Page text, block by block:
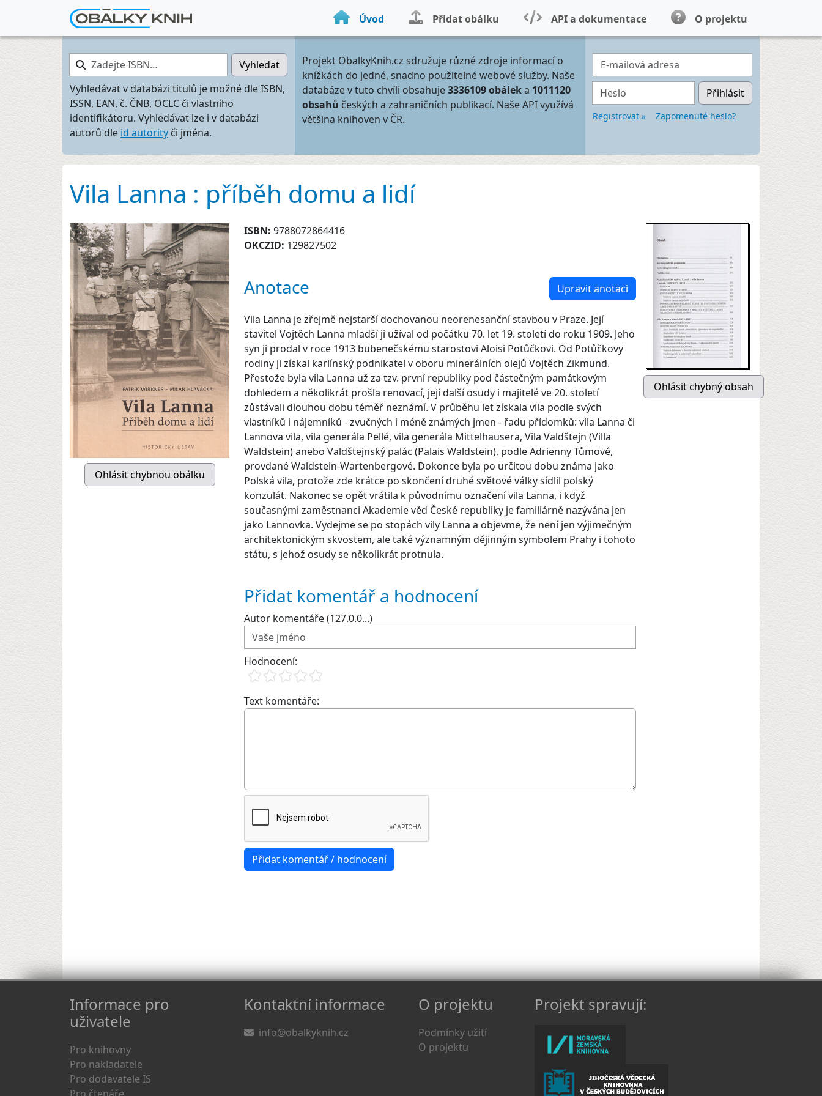
Úvod Přidat obálku API a dokumentace O projektu
Zadejte ISBN…
Vyhledat
Vyhledávat v databázi titulů je možné dle ISBN,
ISSN, EAN, č. ČNB, OCLC či vlastního
identifikátoru. Vyhledávat lze i v databázi
autorů dle id autority či jména.
Projekt ObalkyKnih.cz sdružuje různé zdroje informací o
knížkách do jedné, snadno použitelné webové služby. Naše
databáze v tuto chvíli obsahuje3336109 obáleka 1011120
obsahů českých a zahraničních publikací. Naše API využívá
většina knihoven v ČR.
E-mailová adresa
Heslo Přihlásit
Registrovat » Zapomenuté heslo?
Vila Lanna : příběh domu a lidí
ISBN: 9788072864416
OKCZID: 129827502
Anotace Upravit anotaci
Vila Lanna je zřejmě nejstarší dochovanou neorenesanční stavbou v Praze. Její
stavitel Vojtěch Lanna mladší ji užíval od počátku 70. let 19. století do roku 1909. Jeho
syn ji prodal v roce 1913 bubenečskému starostovi Aloisi Potůčkovi. Od Potůčkovy
rodiny ji získal karlínský podnikatel v oboru minerálních olejů Vojtěch Zikmund.
Přestože byla vila Lanna už za tzv. první republiky pod částečným památkovým
dohledem a několikrát prošla renovací, její další osudy i majitelé ve 20. století
zůstávali dlouhou dobu téměř neznámí. V průběhu let získala vila podle svých
vlastníků i nájemníků - zvučných i méně známých jmen - řadu přídomků: vila Lanna či
Lannova vila, vila generála Pellé, vila generála Mittelhausera, Vila Valdštejn (Villa
Waldstein) anebo Valdštejnský palác (Palais Waldstein), podle Adrienny Tůmové,
provdané Waldstein-Wartenbergové. Dokonce byla po určitou dobu známa jako
Polská vila, protože zde krátce po skončení druhé světové války sídlil polský
konzulát. Nakonec se opět vrátila k původnímu označení vila Lanna, i když
současnými zaměstnanci Akademie věd České republiky je familiárně nazývána jen
jako Lannovka. Vydejme se po stopách vily Lanna a objevme, že není jen výjimečným
architektonickým skvostem, ale také významným dějinným symbolem Prahy i tohoto
státu, s jehož osudy se několikrát protnula.
Přidat komentář a hodnocení
Autor komentáře (127.0.0...)
Hodnocení:
Text komentáře:
Informace pro
uživatele
Pro knihovny
Pro nakladatele
Pro dodavatele IS
Kontaktní informace
info@obalkyknih.cz
O projektu
Podmínky užití
O projektu
Projekt spravují: